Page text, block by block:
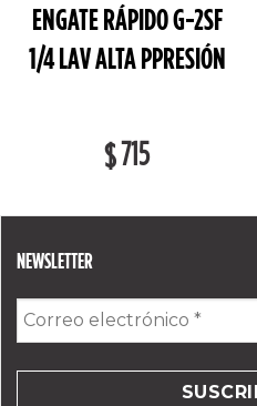
ENGATE RÁPIDO G-2SF
1/4 LAV ALTA PPRESIÓN
$715
NEWSLETTER
electrónico